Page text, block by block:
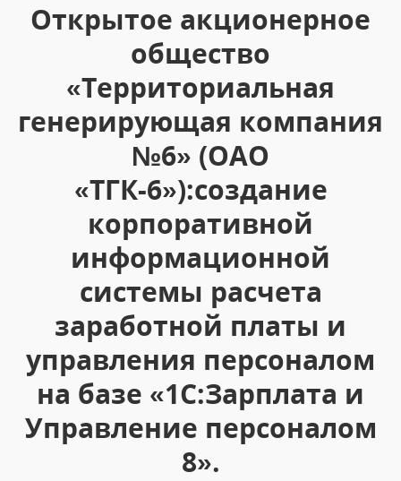
Открытое акционерное
общество
«Территориальная
генерирующая компания
№6» (ОАО
«ТГК-6»):создание
корпоративной
информационной
системы расчета
заработной платы и
управления персоналом
на базе «1С:Зарплата и
Управление персоналом
8».